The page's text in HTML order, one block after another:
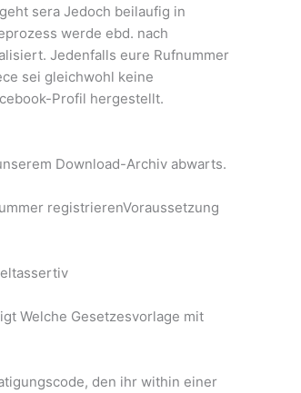
sera Jedoch beilaufig in
werde ebd. nach
Jedenfalls eure Rufnummer
sei gleichwohl keine
Profil hergestellt.
Download-Archiv abwarts.
registrierenVoraussetzung
Welche Gesetzesvorlage mit
den ihr within einer